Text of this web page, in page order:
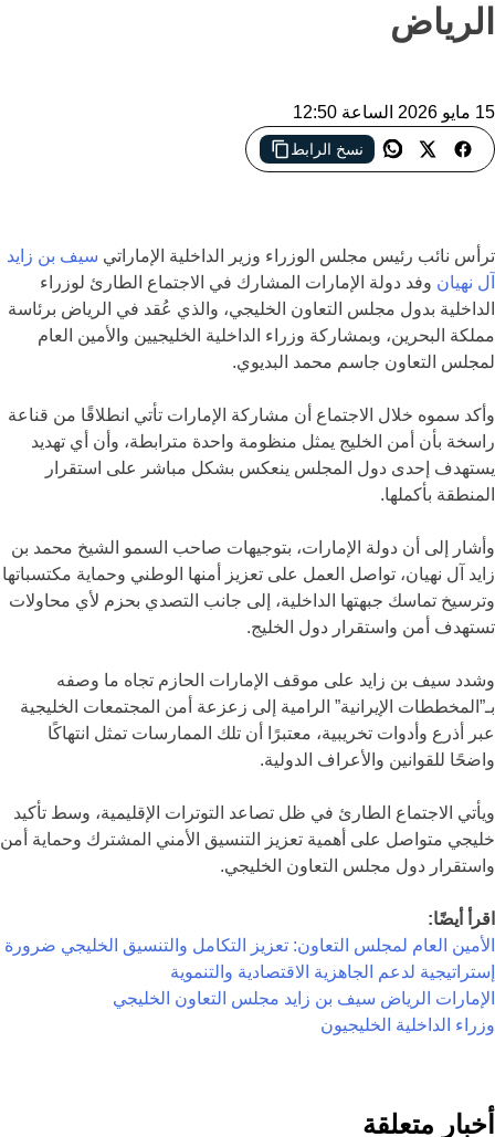
الرياض
15 مايو 2026 الساعة 12:50
نسخ الرابط
الإمارات تؤكد من الرياض أن أمن الخليج منظومة واحدة وترفض أي
ترأس نائب رئيس مجلس الوزراء وزير الداخلية الإماراتي سيف بن زايد
آل نهيان وفد دولة الإمارات المشارك في الاجتماع الطارئ لوزراء
الداخلية بدول مجلس التعاون الخليجي، والذي عُقد في الرياض برئاسة
مملكة البحرين، وبمشاركة وزراء الداخلية الخليجيين والأمين العام
لمجلس التعاون جاسم محمد البديوي.
وأكد سموه خلال الاجتماع أن مشاركة الإمارات تأتي انطلاقًا من قناعة
راسخة بأن أمن الخليج يمثل منظومة واحدة مترابطة، وأن أي تهديد
يستهدف إحدى دول المجلس ينعكس بشكل مباشر على استقرار
المنطقة بأكملها.
وأشار إلى أن دولة الإمارات، بتوجيهات صاحب السمو الشيخ محمد بن
زايد آل نهيان، تواصل العمل على تعزيز أمنها الوطني وحماية مكتسباتها
وترسيخ تماسك جبهتها الداخلية، إلى جانب التصدي بحزم لأي محاولات
تستهدف أمن واستقرار دول الخليج.
وشدد سيف بن زايد على موقف الإمارات الحازم تجاه ما وصفه
بـ”المخططات الإيرانية” الرامية إلى زعزعة أمن المجتمعات الخليجية
عبر أذرع وأدوات تخريبية، معتبرًا أن تلك الممارسات تمثل انتهاكًا
واضحًا للقوانين والأعراف الدولية.
ويأتي الاجتماع الطارئ في ظل تصاعد التوترات الإقليمية، وسط تأكيد
خليجي متواصل على أهمية تعزيز التنسيق الأمني المشترك وحماية أمن
واستقرار دول مجلس التعاون الخليجي.
اقرأ أيضًا:
الأمين العام لمجلس التعاون: تعزيز التكامل والتنسيق الخليجي ضرورة
إستراتيجية لدعم الجاهزية الاقتصادية والتنموية
الإمارات الرياض سيف بن زايد مجلس التعاون الخليجي
وزراء الداخلية الخليجيون
أخبار متعلقة